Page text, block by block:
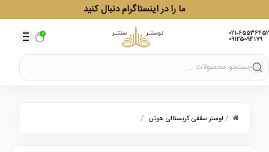
ما را در اینستاگرام دنبال کنید
021-65536452
09125094179
0
/ لوستر سقفی کریستالی هوتن /